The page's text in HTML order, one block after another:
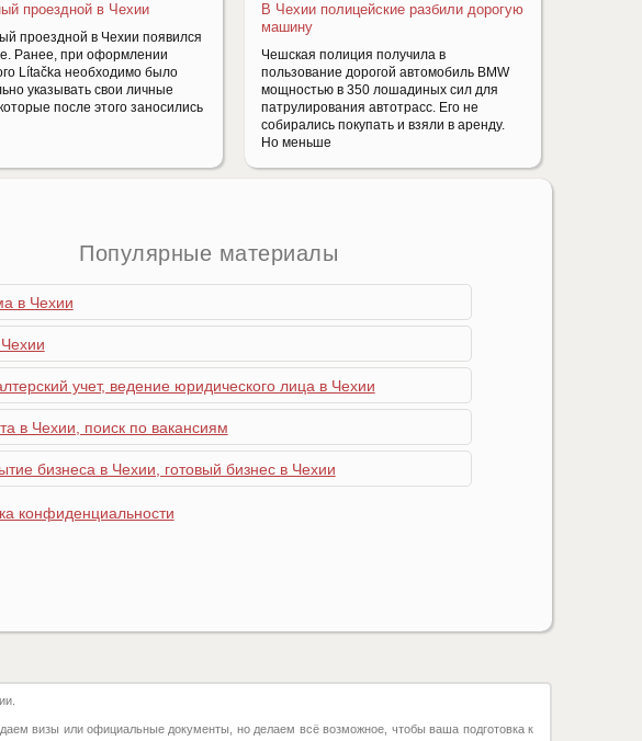
проездной в Чехии
проездной в Чехии появился
Ранее, при оформлении
Lítačka необходимо было
указывать свои личные
после этого заносились
В Чехии полицейские разбили дорогую
машину
Чешская полиция получила в
пользование дорогой автомобиль BMW
мощностью в 350 лошадиных сил для
патрулирования автотрасс. Его не
собирались покупать и взяли в аренду.
Но меньше
Популярные материалы
в Чехии
учет, ведение юридического лица в Чехии
в Чехии, поиск по вакансиям
бизнеса в Чехии, готовый бизнес в Чехии
конфиденциальности
визы или официальные документы, но делаем всё возможное, чтобы ваша подготовка к